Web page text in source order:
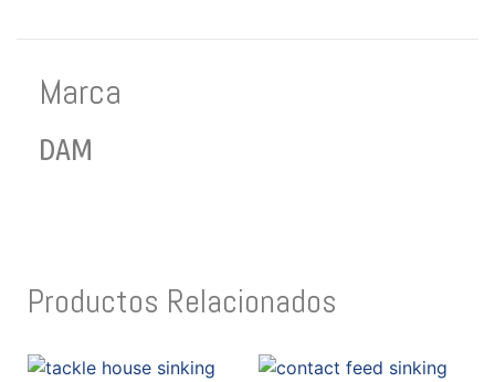
Marca
DAM
Productos Relacionados